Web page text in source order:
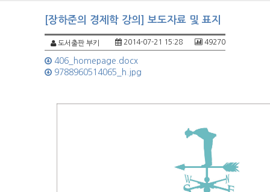
[장하준의 경제학 강의] 보도자료 및 표지
도서출판 부키 49270
2014-07-21 15:28
406_homepage.docx
9788960514065_h.jpg